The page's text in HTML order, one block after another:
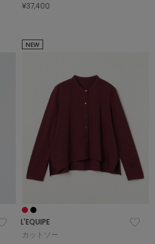
¥37,400
NEW
L'EQUIPE
カットソー